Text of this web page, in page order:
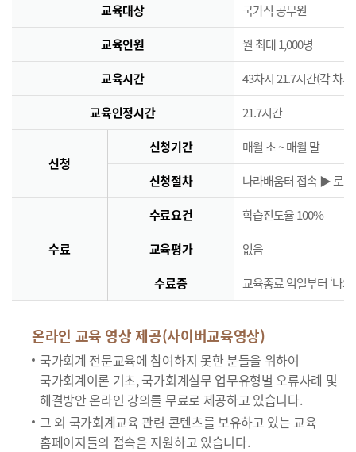
교육대상 국가직 공무원
교육인원 월 최대 1,000명
교육시간 43차시 21.7시간(각 차
교육인정시간 21.7시간
신청
신청기간 매월 초 ~ 매월 말
신청절차 나라배움터 접속 ▶ 로그
수료
수료요건 학습진도율 100%
교육평가 없음
수료증 교육종료 익일부터 ‘나
온라인 교육 영상 제공(사이버교육영상)
국가회계 전문교육에 참여하지 못한 분들을 위하여
국가회계이론 기초, 국가회계실무 업무유형별 오류사례 및
해결방안 온라인 강의를 무료로 제공하고 있습니다.
그 외 국가회계교육 관련 콘텐츠를 보유하고 있는 교육
홈페이지들의 접속을 지원하고 있습니다.